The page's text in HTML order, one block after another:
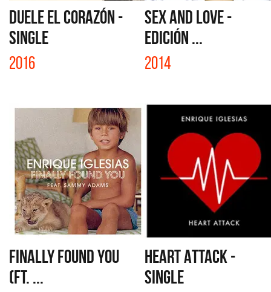
DUELE EL CORAZÓN -
SINGLE
2016
SEX AND LOVE -
EDICIÓN ...
2014
FINALLY FOUND YOU
(FT. ...
HEART ATTACK -
SINGLE